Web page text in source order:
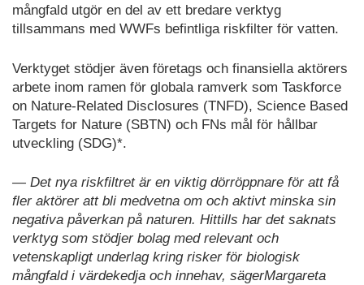
mångfald utgör en del av ett bredare verktyg
tillsammans med WWFs befintliga riskfilter för vatten.
Verktyget stödjer även företags och finansiella aktörers
arbete inom ramen för globala ramverk som Taskforce
on Nature-Related Disclosures (TNFD), Science Based
Targets for Nature (SBTN) och FNs mål för hållbar
utveckling (SDG)*.
— Det nya riskfiltret är en viktig dörröppnare för att få
fler aktörer att bli medvetna om och aktivt minska sin
negativa påverkan på naturen. Hittills har det saknats
verktyg som stödjer bolag med relevant och
vetenskapligt underlag kring risker för biologisk
mångfald i värdekedja och innehav, sägerMargareta